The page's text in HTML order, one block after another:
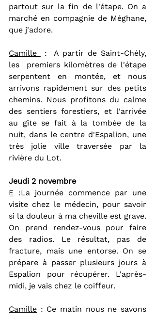
partout sur la fin de l'étape. On a
marché en compagnie de Méghane,
que j'adore.
Camille
:  A partir de Saint-Chély,
les  premiers kilomètres de l'étape
serpentent en montée, et nous
arrivons rapidement sur des petits
chemins. Nous profitons du calme
des sentiers forestiers, et l'arrivée
au gîte se fait à la tombée de la
nuit, dans le centre d'Espalion, une
très jolie ville traversée par la
rivière du Lot.
Jeudi 2 novembre
E :La journée commence par une
visite chez le médecin, pour savoir
si la douleur à ma cheville est grave.
On prend rendez-vous pour faire
des radios. Le résultat, pas de
fracture, mais une entorse. On se
prépare à passer plusieurs jours à
Espalion pour récupérer. L'après-
midi, je vais chez le coiffeur.
Camille : Ce matin nous ne savons